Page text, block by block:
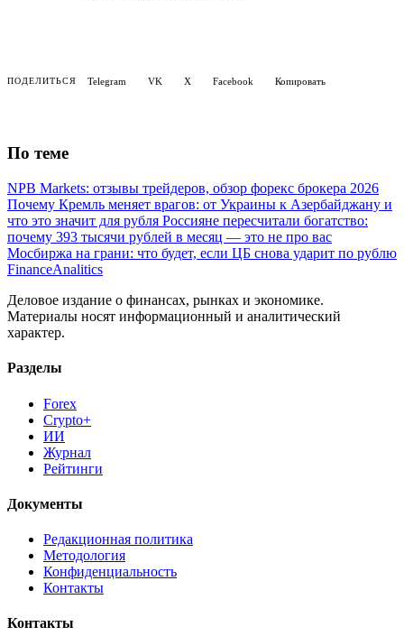
ПОДЕЛИТЬСЯ Telegram VK X Facebook Копировать
По теме
NPB Markets: отзывы трейдеров, обзор форекс брокера 2026
Почему Кремль меняет врагов: от Украины к Азербайджану и
что это значит для рубля Россияне пересчитали богатство:
почему 393 тысячи рублей в месяц — это не про вас
Мосбиржа на грани: что будет, если ЦБ снова ударит по рублю
FinanceAnalitics
Деловое издание о финансах, рынках и экономике.
Материалы носят информационный и аналитический
характер.
Разделы
Forex
Crypto+
ИИ
Журнал
Рейтинги
Документы
Редакционная политика
Методология
Конфиденциальность
Контакты
Контакты